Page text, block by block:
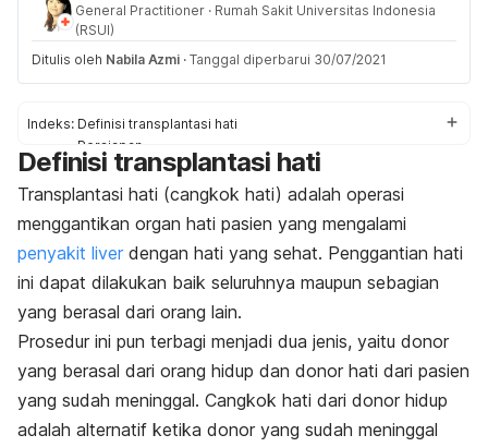
General Practitioner · Rumah Sakit Universitas Indonesia
(RSUI)
Ditulis oleh Nabila Azmi · Tanggal diperbarui 30/07/2021
Indeks: Definisi transplantasi hati
Persiapan
Prosedur
Efek samping dan risiko
Gaya hidup
Definisi transplantasi hati
Transplantasi hati (cangkok hati) adalah operasi
menggantikan organ hati pasien yang mengalami
penyakit liver dengan hati yang sehat. Penggantian hati
ini dapat dilakukan baik seluruhnya maupun sebagian
yang berasal dari orang lain.
Prosedur ini pun terbagi menjadi dua jenis, yaitu donor
yang berasal dari orang hidup dan donor hati dari pasien
yang sudah meninggal. Cangkok hati dari donor hidup
adalah alternatif ketika donor yang sudah meninggal